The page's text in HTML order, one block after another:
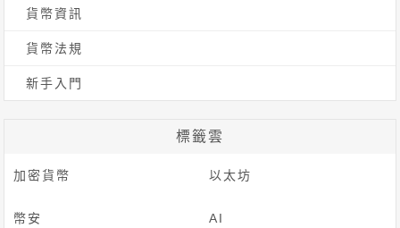
貨幣資訊
貨幣法規
新手入門
標籤雲
加密貨幣 以太坊
幣安 AI